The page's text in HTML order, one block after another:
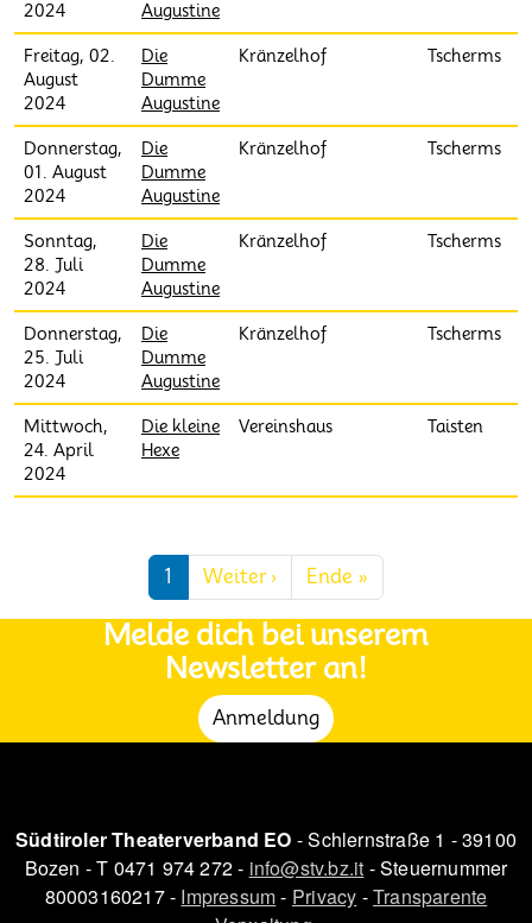
2024
Augustine
Freitag, 02.
August
2024
Die
Dumme
Augustine
Kränzelhof Tscherms
Donnerstag,
01. August
2024
Die
Dumme
Augustine
Kränzelhof Tscherms
Sonntag,
28. Juli
2024
Die
Dumme
Augustine
Kränzelhof Tscherms
Donnerstag,
25. Juli
2024
Die
Dumme
Augustine
Kränzelhof Tscherms
Mittwoch,
24. April
2024
Die kleine
Hexe
Vereinshaus Taisten
1 Weiter › Nächste Seite
Ende »
Melde dich bei unserem
Newsletter an!
Anmeldung
Südtiroler Theaterverband EO - Schlernstraße 1 - 39100
Bozen - T 0471 974 272 - info@stv.bz.it - Steuernummer
80003160217 - Impressum- Privacy -Transparente